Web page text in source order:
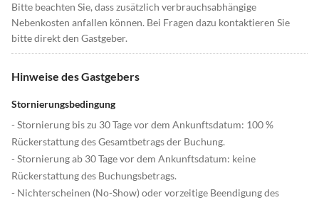
Bitte beachten Sie, dass zusätzlich verbrauchsabhängige
Nebenkosten anfallen können. Bei Fragen dazu kontaktieren Sie
bitte direkt den Gastgeber.
Hinweise des Gastgebers
Stornierungsbedingung
- Stornierung bis zu 30 Tage vor dem Ankunftsdatum: 100 %
Rückerstattung des Gesamtbetrags der Buchung.
- Stornierung ab 30 Tage vor dem Ankunftsdatum: keine
Rückerstattung des Buchungsbetrags.
- Nichterscheinen (No-Show) oder vorzeitige Beendigung des